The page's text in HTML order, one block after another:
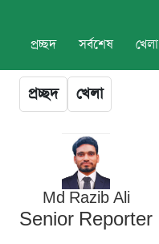
প্রচ্ছদ সর্বশেষ খেলা
প্রচ্ছদ খেলা
Md Razib Ali
Senior Reporter